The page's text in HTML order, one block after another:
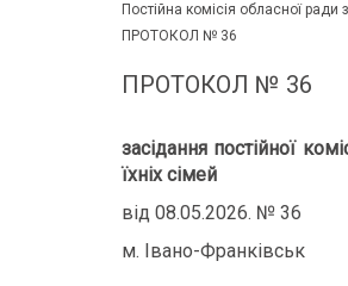
Постійна комісія обласної ради
ПРОТОКОЛ № 36
ПРОТОКОЛ № 36
засідання постійної
їхніх сімей
від 08.05.2026. № 36
м. Івано-Франківськ